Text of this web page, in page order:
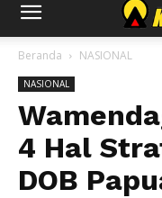
Beranda NASIONAL
NASIONAL
4 Hal
DOB